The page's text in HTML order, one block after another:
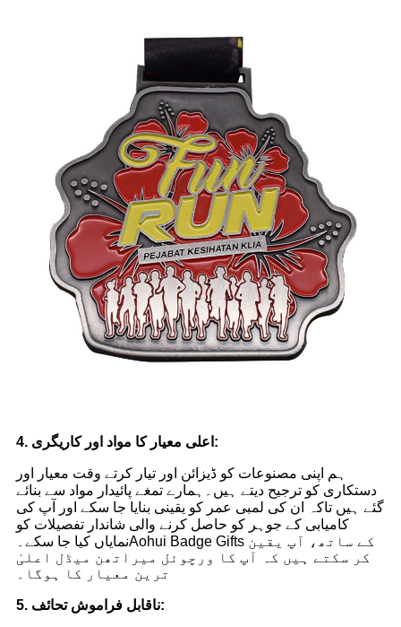
4. اعلی معیار کا مواد اور کاریگری:
ہم اپنی مصنوعات کو ڈیزائن اور تیار کرتے وقت معیار اور
دستکاری کو ترجیح دیتے ہیں۔ہمارے تمغے پائیدار مواد سے بنائے
گئے ہیں تاکہ ان کی لمبی عمر کو یقینی بنایا جا سکے اور آپ کی
کامیابی کے جوہر کو حاصل کرنے والی شاندار تفصیلات کو
نمایاں کیا جا سکے۔Aohui Badge Gifts کے ساتھ، آپ یقین
کر سکتے ہیں کہ آپ کا ورچوئل میراتھن میڈل اعلیٰ
ترین معیار کا ہوگا۔
5. ناقابل فراموش تحائف: